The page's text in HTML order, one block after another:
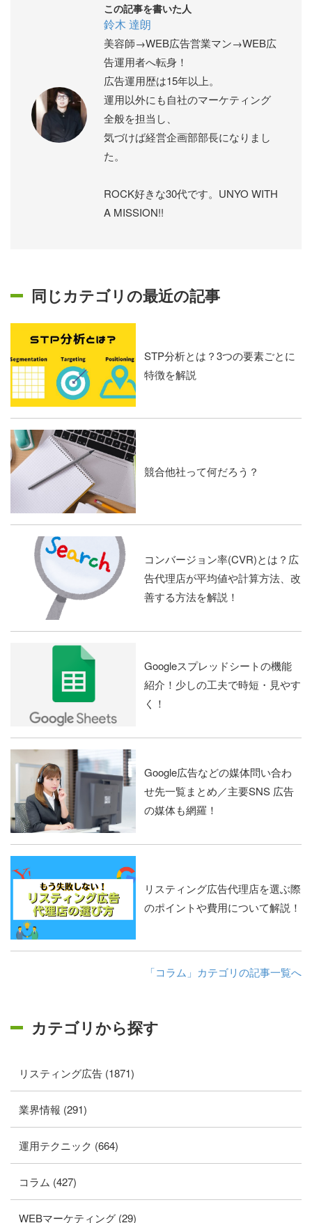
この記事を書いた人
鈴木 達朗
美容師→WEB広告営業マン→WEB広
告運用者へ転身！
広告運用歴は15年以上。
運用以外にも自社のマーケティング
全般を担当し、
気づけば経営企画部部長になりまし
た。
ROCK好きな30代です。UNYO WITH
A MISSION!!
同じカテゴリの最近の記事
STP分析とは？3つの要素ごとに
特徴を解説
競合他社って何だろう？
コンバージョン率(CVR)とは？広
告代理店が平均値や計算方法、改
善する方法を解説！
Googleスプレッドシートの機能
紹介！少しの工夫で時短・見やす
く！
Google広告などの媒体問い合わ
せ先一覧まとめ／主要SNS 広告
の媒体も網羅！
リスティング広告代理店を選ぶ際
のポイントや費用について解説！
「コラム」カテゴリの記事一覧へ
カテゴリから探す
リスティング広告 (1871)
業界情報 (291)
運用テクニック (664)
コラム (427)
WEBマーケティング (29)